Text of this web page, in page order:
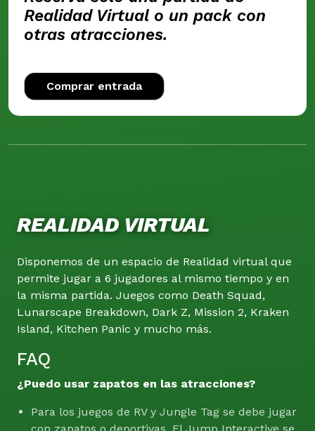
Realidad Virtual o un pack con
otras atracciones.
Comprar entrada
REALIDAD VIRTUAL
Disponemos de un espacio de Realidad virtual que
permite jugar a 6 jugadores al mismo tiempo y en
la misma partida. Juegos como Death Squad,
Lunarscape Breakdown, Dark Z, Mission 2, Kraken
Island, Kitchen Panic y mucho más.
FAQ
¿Puedo usar zapatos en las atracciones?
Para los juegos de RV y Jungle Tag se debe jugar